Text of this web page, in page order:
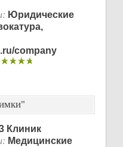
Юридические
company
Клиник
Медицинские